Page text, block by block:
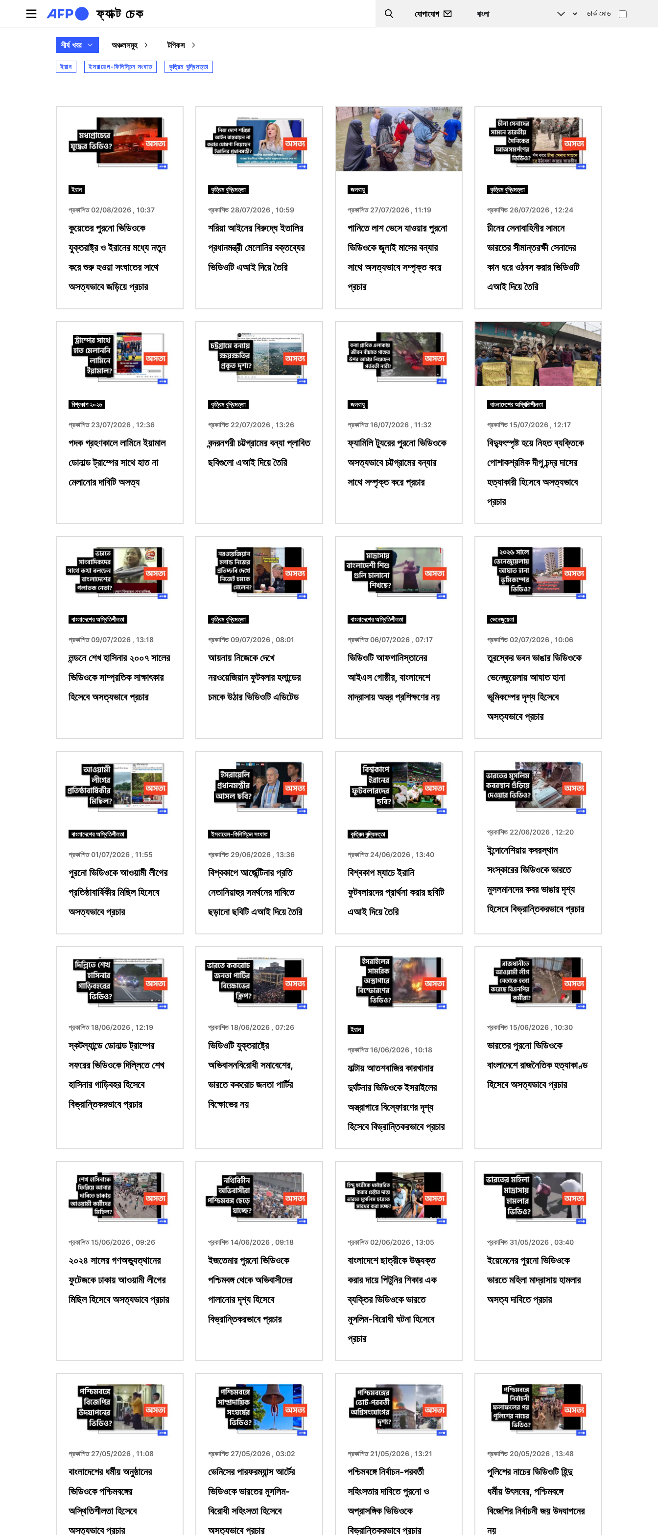
Skip to main content
ফ্যাক্ট চেক Search
যোগাযোগ ডার্ক মোড
শীর্ষ খবর অঞ্চলসমুহ টপিকস
ইরান ইসরায়েল-ফিলিস্তিন সংঘাত কৃত্রিম বুদ্ধিমত্তা
ইরান
প্রকাশিত 02/08/2026 , 10:37
কুয়েতের পুরনো ভিডিওকে
যুক্তরাষ্ট্র ও ইরানের মধ্যে নতুন
করে শুরু হওয়া সংঘাতের সাথে
অসত্যভাবে জড়িয়ে প্রচার
কৃত্রিম বুদ্ধিমত্তা
প্রকাশিত 28/07/2026 , 10:59
শরিয়া আইনের বিরুদ্ধে ইতালির
প্রধানমন্ত্রী মেলোনির বক্তব্যের
ভিডিওটি এআই দিয়ে তৈরি
ছবি
জলবায়ু
প্রকাশিত 27/07/2026 , 11:19
পানিতে লাশ ভেসে যাওয়ার পুরনো
ভিডিওকে জুলাই মাসের বন্যার
সাথে অসত্যভাবে সম্পৃক্ত করে
প্রচার
কৃত্রিম বুদ্ধিমত্তা
প্রকাশিত 26/07/2026 , 12:24
চীনের সেনাবাহিনীর সামনে
ভারতের সীমান্তরক্ষী সেনাদের
কান ধরে ওঠবস করার ভিডিওটি
এআই দিয়ে তৈরি
বিশ্বকাপ ২০২৬
প্রকাশিত 23/07/2026 , 12:36
পদক গ্রহণকালে লামিনে ইয়ামাল
ডোনাল্ড ট্রাম্পের সাথে হাত না
মেলানোর দাবিটি অসত্য
কৃত্রিম বুদ্ধিমত্তা
প্রকাশিত 22/07/2026 , 13:26
বন্দরনগরী চট্টগ্রামের বন্যা প্লাবিত
ছবিগুলো এআই দিয়ে তৈরি
জলবায়ু
প্রকাশিত 16/07/2026 , 11:32
ফ্যামিলি ট্যুরের পুরনো ভিডিওকে
অসত্যভাবে চট্টগ্রামের বন্যার
সাথে সম্পৃক্ত করে প্রচার
ছবি
বাংলাদেশের অস্থিতিশীলতা
প্রকাশিত 15/07/2026 , 12:17
বিদ্যুৎস্পৃষ্ট হয়ে নিহত ব্যক্তিকে
পোশাকশ্রমিক দীপু চন্দ্র দাসের
হত্যাকারী হিসেবে অসত্যভাবে
প্রচার
বাংলাদেশের অস্থিতিশীলতা
প্রকাশিত 09/07/2026 , 13:18
লন্ডনে শেখ হাসিনার ২০০৭ সালের
ভিডিওকে সাম্প্রতিক সাক্ষাৎকার
হিসেবে অসত্যভাবে প্রচার
কৃত্রিম বুদ্ধিমত্তা
প্রকাশিত 09/07/2026 , 08:01
আয়নায় নিজেকে দেখে
নরওয়েজিয়ান ফুটবলার হলান্ডের
চমকে উঠার ভিডিওটি এডিটেড
বাংলাদেশের অস্থিতিশীলতা
প্রকাশিত 06/07/2026 , 07:17
ভিডিওটি আফগানিস্তানের
আইএস গোষ্ঠীর, বাংলাদেশে
মাদ্রাসায় অস্ত্র প্রশিক্ষণের নয়
ভেনেজুয়েলা
প্রকাশিত 02/07/2026 , 10:06
তুরস্কের ভবন ভাঙার ভিডিওকে
ভেনেজুয়েলায় আঘাত হানা
ভূমিকম্পের দৃশ্য হিসেবে
অসত্যভাবে প্রচার
বাংলাদেশের অস্থিতিশীলতা
প্রকাশিত 01/07/2026 , 11:55
পুরনো ভিডিওকে আওয়ামী লীগের
প্রতিষ্ঠাবার্ষিকীর মিছিল হিসেবে
অসত্যভাবে প্রচার
ইসরায়েল-ফিলিস্তিন সংঘাত
প্রকাশিত 29/06/2026 , 13:36
বিশ্বকাপে আর্জেন্টিনার প্রতি
নেতানিয়াহুর সমর্থনের দাবিতে
ছড়ানো ছবিটি এআই দিয়ে তৈরি
কৃত্রিম বুদ্ধিমত্তা
প্রকাশিত 24/06/2026 , 13:40
বিশ্বকাপ ম্যাচে ইরানি
ফুটবলারদের প্রার্থনা করার ছবিটি
এআই দিয়ে তৈরি
প্রকাশিত 22/06/2026 , 12:20
ইন্দোনেশিয়ায় কবরস্থান
সংস্কারের ভিডিওকে ভারতে
মুসলমানদের কবর ভাঙার দৃশ্য
হিসেবে বিভ্রান্তিকরভাবে প্রচার
প্রকাশিত 18/06/2026 , 12:19
স্কটল্যান্ডে ডোনাল্ড ট্রাম্পের
সফরের ভিডিওকে দিল্লিতে শেখ
হাসিনার গাড়িবহর হিসেবে
বিভ্রান্তিকরভাবে প্রচার
প্রকাশিত 18/06/2026 , 07:26
ভিডিওটি যুক্তরাষ্ট্রে
অভিবাসনবিরোধী সমাবেশের,
ভারতে ককরোচ জনতা পার্টির
বিক্ষোভের নয়
ইরান
প্রকাশিত 16/06/2026 , 10:18
মাল্টায় আতশবাজির কারখানার
দুর্ঘটনার ভিডিওকে ইসরাইলের
অস্ত্রাগারে বিস্ফোরণের দৃশ্য
হিসেবে বিভ্রান্তিকরভাবে প্রচার
প্রকাশিত 15/06/2026 , 10:30
ভারতের পুরনো ভিডিওকে
বাংলাদেশে রাজনৈতিক হত্যাকাণ্ড
হিসেবে অসত্যভাবে প্রচার
প্রকাশিত 15/06/2026 , 09:26
২০২৪ সালের গণঅভ্যুত্থানের
ফুটেজকে ঢাকায় আওয়ামী লীগের
মিছিল হিসেবে অসত্যভাবে প্রচার
প্রকাশিত 14/06/2026 , 09:18
ইজতেমার পুরনো ভিডিওকে
পশ্চিমবঙ্গ থেকে অভিবাসীদের
পালানোর দৃশ্য হিসেবে
বিভ্রান্তিকরভাবে প্রচার
প্রকাশিত 02/06/2026 , 13:05
বাংলাদেশে ছাত্রীকে উত্ত্যক্ত
করার দায়ে পিটুনির শিকার এক
ব্যক্তির ভিডিওকে ভারতে
মুসলিম-বিরোধী ঘটনা হিসেবে
প্রচার
প্রকাশিত 31/05/2026 , 03:40
ইয়েমেনের পুরনো ভিডিওকে
ভারতে মহিলা মাদ্রাসায় হামলার
অসত্য দাবিতে প্রচার
প্রকাশিত 27/05/2026 , 11:08
বাংলাদেশের ধর্মীয় অনুষ্ঠানের
ভিডিওকে পশ্চিমবঙ্গের
অস্থিতিশীলতা হিসেবে
অসত্যভাবে প্রচার
প্রকাশিত 27/05/2026 , 03:02
ভেনিসের পারফরম্যান্স আর্টের
ভিডিওকে ভারতের মুসলিম-
বিরোধী সহিংসতা হিসেবে
অসত্যভাবে প্রচার
প্রকাশিত 21/05/2026 , 13:21
পশ্চিমবঙ্গে নির্বাচন-পরবর্তী
সহিংসতার দাবিতে পুরনো ও
অপ্রাসঙ্গিক ভিডিওকে
বিভ্রান্তিকরভাবে প্রচার
প্রকাশিত 20/05/2026 , 13:48
পুলিশের নাচের ভিডিওটি হিন্দু
ধর্মীয় উৎসবের, পশ্চিমবঙ্গে
বিজেপির নির্বাচনী জয় উদযাপনের
নয়